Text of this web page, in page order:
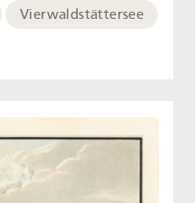
Vierwaldstättersee